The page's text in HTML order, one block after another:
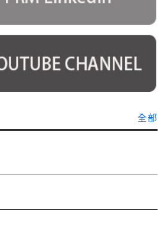
全部